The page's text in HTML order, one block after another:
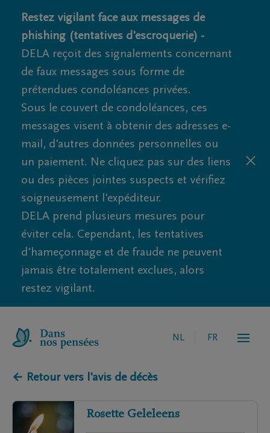
Restez vigilant face aux messages de
phishing (tentatives d'escroquerie) -
DELA reçoit des signalements concernant
de faux messages sous forme de
prétendues condoléances privées.
Sous le couvert de condoléances, ces
messages visent à obtenir des adresses e-
mail, d'autres données personnelles ou
un paiement. Ne cliquez pas sur des liens
ou des pièces jointes suspects et vérifiez
soigneusement l'expéditeur.
DELA prend plusieurs mesures pour
éviter cela. Cependant, les tentatives
d'hameçonnage et de fraude ne peuvent
jamais être totalement exclues, alors
restez vigilant.
NL FR
← Retour vers l'avis de décès
Rosette Geleleens